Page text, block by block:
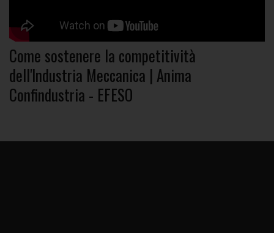
Come sostenere la competitività
dell'Industria Meccanica | Anima
Confindustria - EFESO